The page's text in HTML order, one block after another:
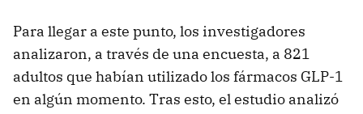
Para llegar a este punto, los investigadores
analizaron, a través de una encuesta, a 821
adultos que habían utilizado los fármacos GLP-1
en algún momento. Tras esto, el estudio analizó